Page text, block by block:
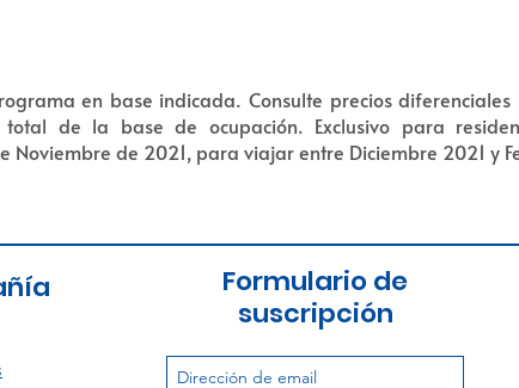
en base indicada. Consulte precios
de la base de ocupación. Exclusivo para
Noviembre de 2021, para viajar entre Diciembre 2021 y
Formulario de
suscripción